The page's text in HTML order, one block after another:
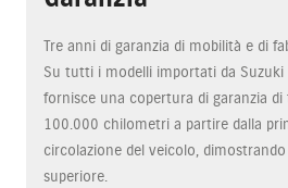
Tre anni di garanzia di mobilità e di
Su tutti i modelli importati da Suzuki
fornisce una copertura di garanzia
100.000 chilometri a partire dalla
circolazione del veicolo,
superiore.